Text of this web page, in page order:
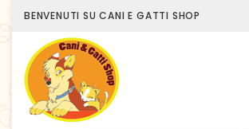
BENVENUTI SU CANI E GATTI SHOP